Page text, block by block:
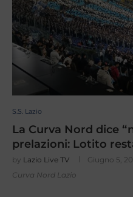
S.S. Lazio
La Curva Nord dice
prelazioni: Lotito
by Lazio Live TV Giugno 5,
Curva Nord Lazio